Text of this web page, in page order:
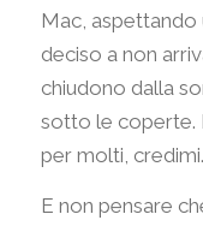
Mac, aspettando
deciso a non
chiudono dalla
sotto le coperte.
per molti, credimi.
E non pensare